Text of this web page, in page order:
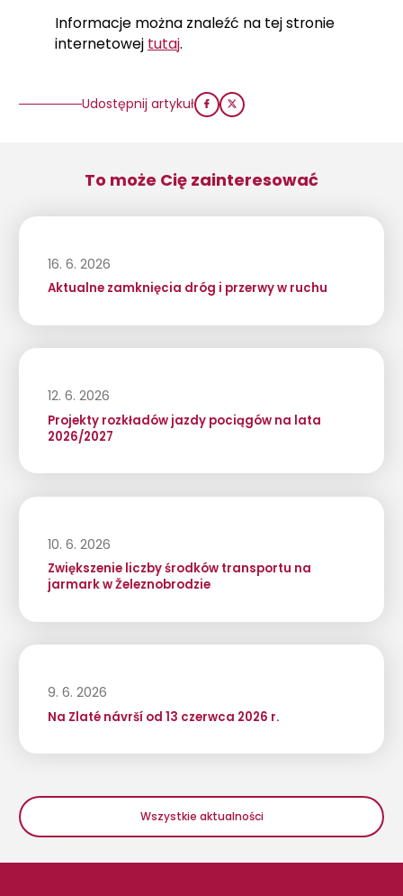
Informacje można znaleźć na tej stronie
internetowej tutaj.
Udostępnij artykuł
To może Cię zainteresować
16. 6. 2026
Aktualne zamknięcia dróg i przerwy w ruchu
12. 6. 2026
Projekty rozkładów jazdy pociągów na lata
2026/2027
10. 6. 2026
Zwiększenie liczby środków transportu na
jarmark w Železnobrodzie
9. 6. 2026
Na Zlaté návrší od 13 czerwca 2026 r.
Wszystkie aktualności